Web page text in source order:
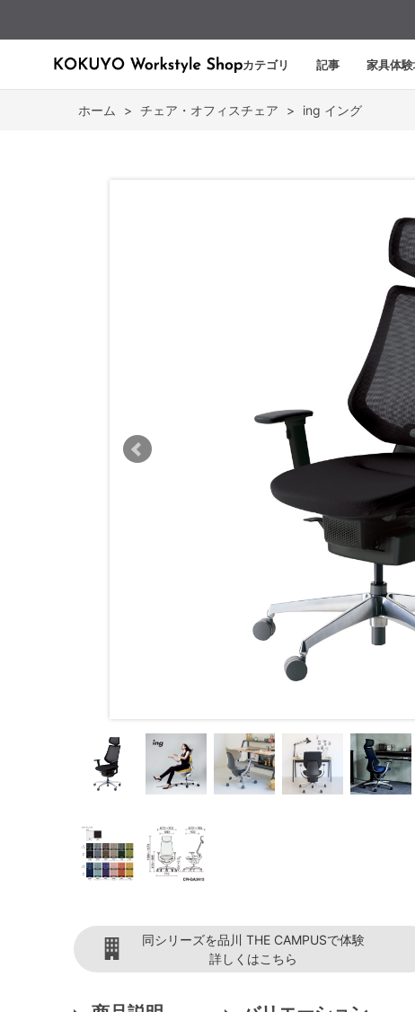
カテゴリ 記事 家具体
ホーム > チェア・オフィスチェア > ing イング
同シリーズを品川 THE CAMPUSで体験
詳しくはこちら